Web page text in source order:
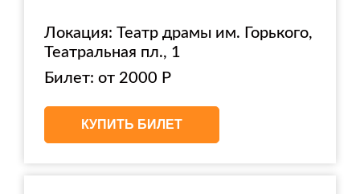
Локация: Театр драмы им. Горького,
Театральная пл., 1
Билет: от 2000 Р
КУПИТЬ БИЛЕТ